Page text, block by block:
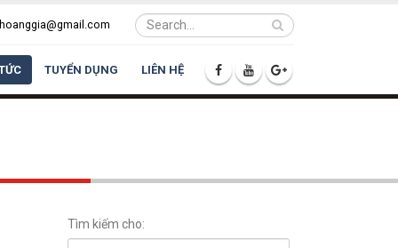
TUYỂN DỤNG LIÊN HỆ
Tìm kiếm cho: